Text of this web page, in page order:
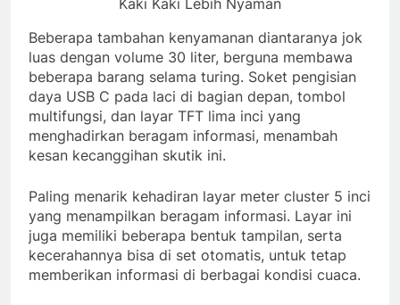
Beberapa tambahan kenyamanan diantaranya jok
luas dengan volume 30 liter, berguna membawa
beberapa barang selama turing. Soket pengisian
daya USB C pada laci di bagian depan, tombol
multifungsi, dan layar TFT lima inci yang
menghadirkan beragam informasi, menambah
kesan kecanggihan skutik ini.
Paling menarik kehadiran layar meter cluster 5 inci
yang menampilkan beragam informasi. Layar ini
juga memiliki beberapa bentuk tampilan, serta
kecerahannya bisa di set otomatis, untuk tetap
memberikan informasi di berbagai kondisi cuaca.